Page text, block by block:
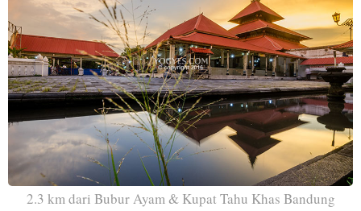
2.3 km dari Bubur Ayam & Kupat Tahu Khas Bandung